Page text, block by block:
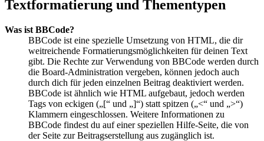
Textformatierung und Thementypen
Was ist BBCode?
BBCode ist eine spezielle Umsetzung von HTML, die dir
weitreichende Formatierungsmöglichkeiten für deinen Text
gibt. Die Rechte zur Verwendung von BBCode werden durch
die Board-Administration vergeben, können jedoch auch
durch dich für jeden einzelnen Beitrag deaktiviert werden.
BBCode ist ähnlich wie HTML aufgebaut, jedoch werden
Tags von eckigen („[“ und „]“) statt spitzen („<“ und „>“)
Klammern eingeschlossen. Weitere Informationen zu
BBCode findest du auf einer speziellen Hilfe-Seite, die von
der Seite zur Beitragserstellung aus zugänglich ist.